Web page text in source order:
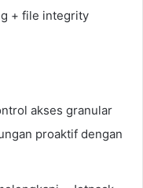
+ file integrity
akses granular
proaktif dengan